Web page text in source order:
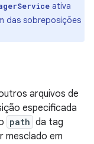
ativa
das sobreposições
arquivos de
especificada
path da tag
mesclado em